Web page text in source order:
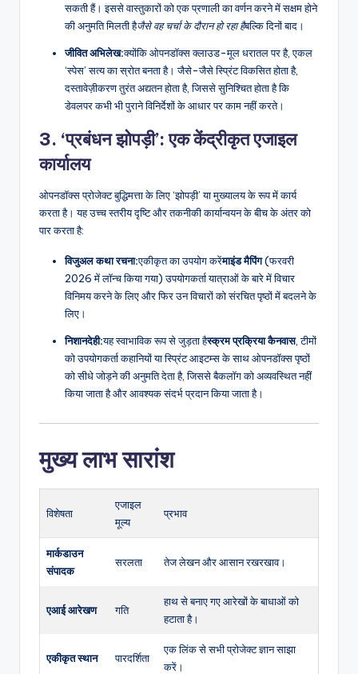
सकती हैं। इससे वास्तुकारों को एक प्रणाली का वर्णन करने में सक्षम होने
की अनुमति मिलती हैजैसे वह चर्चा के दौरान हो रहा हैबल्कि दिनों बाद।
जीवित अभिलेख:क्योंकि ओपनडॉक्स क्लाउड-मूल धरातल पर है, एकल
‘स्पेस’ सत्य का स्रोत बनता है। जैसे-जैसे स्प्रिंट विकसित होता है,
दस्तावेज़ीकरण तुरंत अद्यतन होता है, जिससे सुनिश्चित होता है कि
डेवलपर कभी भी पुराने विनिर्देशों के आधार पर काम नहीं करते।
3. ‘प्रबंधन झोपड़ी’: एक केंद्रीकृत एजाइल
कार्यालय
ओपनडॉक्स प्रोजेक्ट बुद्धिमत्ता के लिए ‘झोपड़ी’ या मुख्यालय के रूप में कार्य
करता है। यह उच्च स्तरीय दृष्टि और तकनीकी कार्यान्वयन के बीच के अंतर को
पार करता है:
विजुअल कथा रचना:एकीकृत का उपयोग करेंमाइंड मैपिंग(फरवरी
2026 में लॉन्च किया गया) उपयोगकर्ता यात्राओं के बारे में विचार
विनिमय करने के लिए और फिर उन विचारों को संरचित पृष्ठों में बदलने के
लिए।
निशानदेही:यह स्वाभाविक रूप से जुड़ता हैस्क्रम प्रक्रिया कैनवास, टीमों
को उपयोगकर्ता कहानियों या स्प्रिंट आइटम्स के साथ ओपनडॉक्स पृष्ठों
को सीधे जोड़ने की अनुमति देता है, जिससे बैकलॉग को अव्यवस्थित नहीं
किया जाता है और आवश्यक संदर्भ प्रदान किया जाता है।
मुख्य लाभ सारांश
विशेषता
एजाइल
मूल्य
प्रभाव
मार्कडाउन
संपादक
सरलता तेज लेखन और आसान रखरखाव।
एआई आरेखण गति
हाथ से बनाए गए आरेखों के बाधाओं को
हटाता है।
एकीकृत स्थान पारदर्शिता
एक लिंक से सभी प्रोजेक्ट ज्ञान साझा
करें।